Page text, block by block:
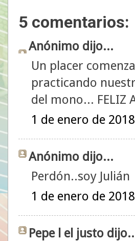
5 comentarios:
Anónimo dijo...
Un placer
practicando
del mono... FELIZ
1 de enero de
Anónimo dijo...
Perdón..soy Julián
1 de enero de
Pepe l el justo